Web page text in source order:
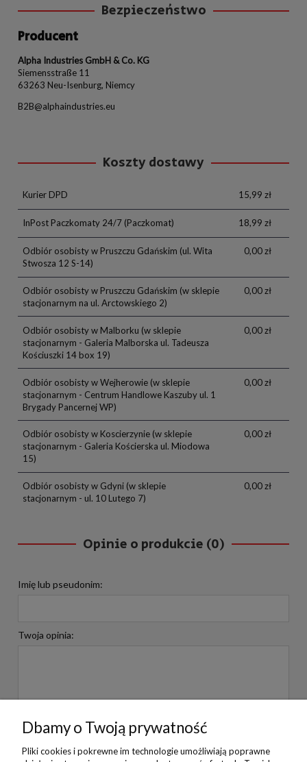
Bezpieczeństwo
Producent
Alpha Industries GmbH & Co. KG
Siemensstraße 11
63263 Neu-Isenburg, Niemcy
B2B@alphaindustries.eu
Koszty dostawy
Kurier DPD 15,99 zł
InPost Paczkomaty 24/7(Paczkomat) 18,99 zł
Odbiór osobisty w Pruszczu Gdańskim (ul. Wita
Stwosza 12 S-14)
0,00 zł
Odbiór osobisty w Pruszczu Gdańskim (w sklepie
stacjonarnym na ul. Arctowskiego 2)
0,00 zł
Odbiór osobisty w Malborku (w sklepie
stacjonarnym - Galeria Malborska ul. Tadeusza
Kościuszki 14 box 19)
0,00 zł
Odbiór osobisty w Wejherowie(w sklepie
stacjonarnym - Centrum Handlowe Kaszuby ul. 1
Brygady Pancernej WP)
0,00 zł
Odbiór osobisty w Koscierzynie(w sklepie
stacjonarnym - Galeria Kościerska ul. Miodowa
15)
0,00 zł
Odbiór osobisty w Gdyni(w sklepie
stacjonarnym - ul. 10 Lutego 7)
0,00 zł
Opinie o produkcie (0)
Imię lub pseudonim:
Twoja opinia:
Dbamy o Twoją prywatność
Pliki cookies i pokrewne im technologie umożliwiają poprawne